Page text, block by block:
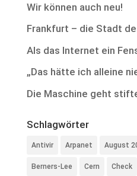
Wir können auch neu!
Frankfurt – die Stadt
Als das Internet ein
„Das hätte ich alleine
Die Maschine geht
Schlagwörter
Antivir Arpanet August
Berners-Lee Cern Check